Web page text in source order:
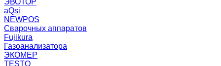
ЭВОТОР
aQsi
NEWPOS
Сварочных аппаратов
Fujikura
Газоанализатора
ЭКОМЕР
TESTO